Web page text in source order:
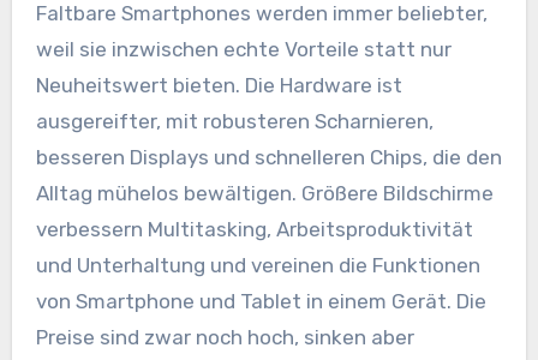
Faltbare Smartphones werden immer beliebter,
weil sie inzwischen echte Vorteile statt nur
Neuheitswert bieten. Die Hardware ist
ausgereifter, mit robusteren Scharnieren,
besseren Displays und schnelleren Chips, die den
Alltag mühelos bewältigen. Größere Bildschirme
verbessern Multitasking, Arbeitsproduktivität
und Unterhaltung und vereinen die Funktionen
von Smartphone und Tablet in einem Gerät. Die
Preise sind zwar noch hoch, sinken aber